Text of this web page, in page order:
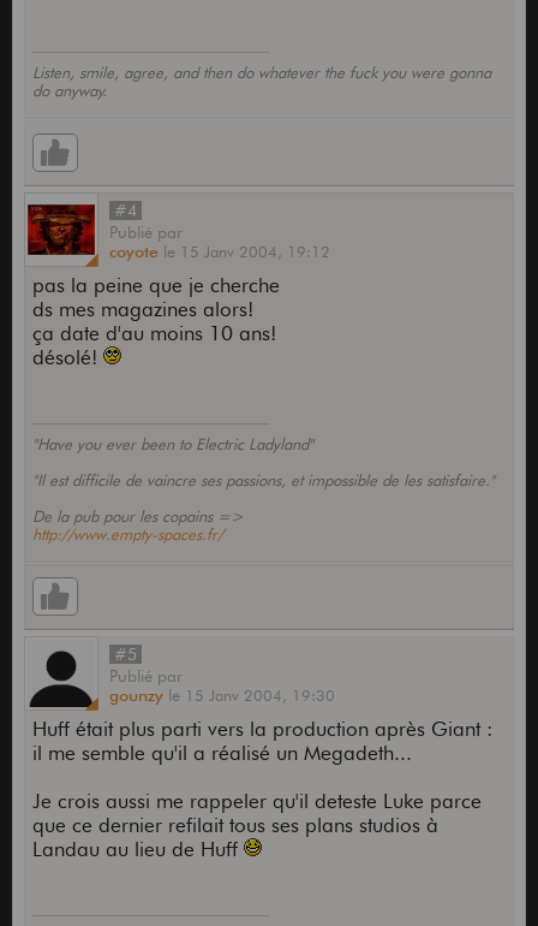
Listen, smile, agree, and then do whatever the fuck you were gonna
do anyway.
#4
Publié par
coyote le 15 Janv 2004, 19:12
pas la peine que je cherche
ds mes magazines alors!
ça date d'au moins 10 ans!
désolé!
"Have you ever been to Electric Ladyland"
"Il est difficile de vaincre ses passions, et impossible de les satisfaire."
De la pub pour les copains =>
http://www.empty-spaces.fr/
#5
Publié par
gounzy le 15 Janv 2004, 19:30
Huff était plus parti vers la production après Giant :
il me semble qu'il a réalisé un Megadeth...
Je crois aussi me rappeler qu'il deteste Luke parce
que ce dernier refilait tous ses plans studios à
Landau au lieu de Huff